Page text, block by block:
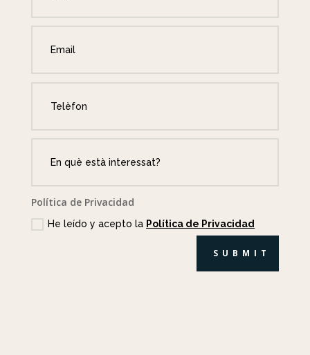
Política de Privacidad
He leído y acepto la Política de Privacidad
SUBMIT